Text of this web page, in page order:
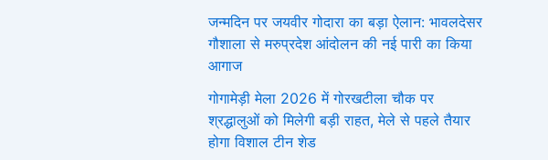
जन्मदिन पर जयवीर गोदारा का बड़ा ऐलान: भावलदेसर
गौशाला से मरुप्रदेश आंदोलन की नई पारी का किया
आगाज
गोगामेड़ी मेला 2026 में गोरखटीला चौक पर
श्रद्धालुओं को मिलेगी बड़ी राहत, मेले से पहले तैयार
होगा विशाल टीन शेड